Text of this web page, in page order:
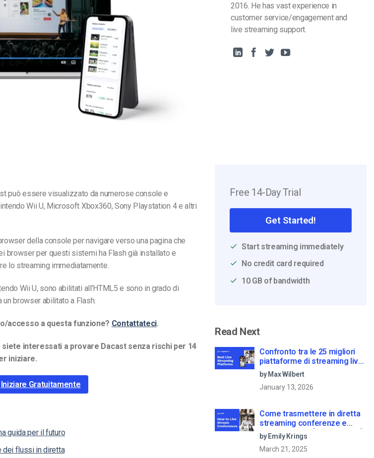
Video
2016. He has vast experience in
customer service/engagement and
live streaming support.
può essere visualizzato da numerose console e
Wii U, Microsoft Xbox360, Sony Playstation 4 e altri
della console per navigare verso una pagina che
browser per questi sistemi ha Flash già installato e
lo streaming immediatamente.
Wii U, sono abilitati all’HTML5 e sono in grado di
browser abilitato a Flash.
accesso a questa funzione? Contattateci.
interessati a provare Dacast senza rischi per 14
iniziare.
Iniziare Gratuitamente
guida per il futuro
dei flussi in diretta
Free 14-Day Trial
Get Started!
Start streaming immediately
No credit card required
10 GB of bandwidth
Read Next
Confronto tra le 25 migliori
piattaforme di streaming live
nel 2025
by Max Wilbert
January 13, 2026
Come trasmettere in diretta
streaming conferenze e
by Emily Krings
March 21, 2025